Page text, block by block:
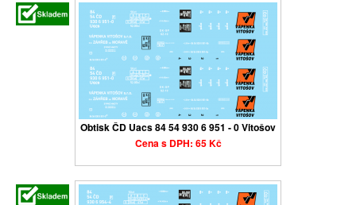
Obtisk ČD Uacs 84 54 930 6 951 - 0 Vitošov
Cena s DPH: 65 Kč